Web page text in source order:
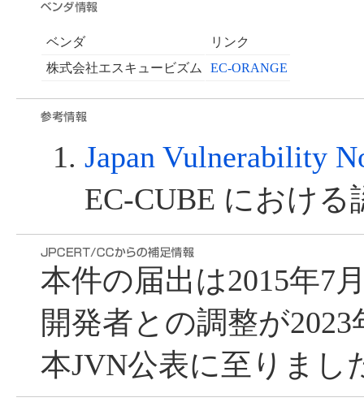
ベンダ
リンク
株式会社エスキュービズム
EC-ORANGE
Japan Vulnerability
EC-CUBE におけ
本件の届出は2015年7
開発者との調整が
本JVN公表に至りまし